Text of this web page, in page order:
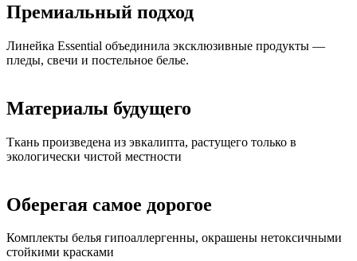
Премиальный подход
Линейка Essential объединила эксклюзивные продукты —
пледы, свечи и постельное белье.
Материалы будущего
Ткань произведена из эвкалипта, растущего только в
экологически чистой местности
Оберегая самое дорогое
Комплекты белья гипоаллергенны, окрашены нетоксичными
стойкими красками